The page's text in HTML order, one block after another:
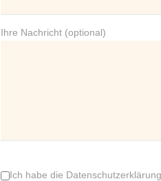
Ihre Nachricht (optional)
Ich habe die